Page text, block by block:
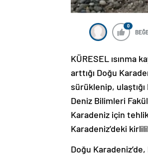
0
KÜRESEL ısınma
arttığı Doğu
sürüklenip,
Deniz Bilimleri
Karadeniz için
Karadeniz’deki
Doğu